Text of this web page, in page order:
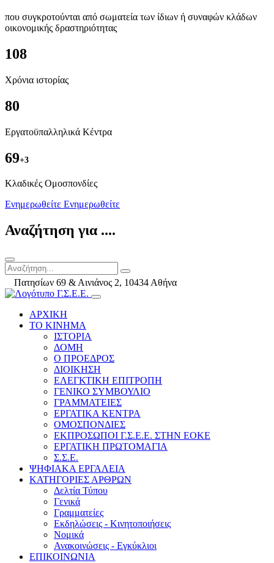
που συγκροτούνται από σωματεία των ίδιων ή συναφών κλάδων
οικονομικής δραστηριότητας
108
Χρόνια ιστορίας
80
Εργατοϋπαλληλικά Κέντρα
69+3
Kλαδικές Ομοσπονδίες
Ενημερωθείτε Ενημερωθείτε
Αναζήτηση για ....
Πατησίων 69 & Αινιάνος 2, 10434 Αθήνα
ΑΡΧΙΚΗ
ΤΟ ΚΙΝΗΜΑ
ΙΣΤΟΡΙΑ
ΔΟΜΗ
Ο ΠΡΟΕΔΡΟΣ
ΔΙΟΙΚΗΣΗ
ΕΛΕΓΚΤΙΚΗ ΕΠΙΤΡΟΠΗ
ΓΕΝΙΚΟ ΣΥΜΒΟΥΛΙΟ
ΓΡΑΜΜΑΤΕΙΕΣ
ΕΡΓΑΤΙΚΑ ΚΕΝΤΡΑ
ΟΜΟΣΠΟΝΔΙΕΣ
ΕΚΠΡΟΣΩΠΟΙ Γ.Σ.Ε.Ε. ΣΤΗΝ ΕΟΚΕ
ΕΡΓΑΤΙΚΗ ΠΡΩΤΟΜΑΓΙΑ
Σ.Σ.Ε.
ΨΗΦΙΑΚΑ ΕΡΓΑΛΕΙΑ
ΚΑΤΗΓΟΡΙΕΣ ΑΡΘΡΩΝ
Δελτία Τύπου
Γενικά
Γραμματείες
Εκδηλώσεις - Κινητοποιήσεις
Νομικά
Ανακοινώσεις - Εγκύκλιοι
ΕΠΙΚΟΙΝΩΝΙΑ